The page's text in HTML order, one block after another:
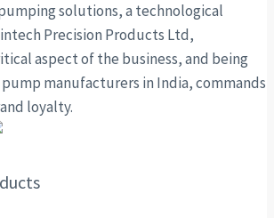
solutions, a technological
Precision Products Ltd,
aspect of the business, and being
manufacturers in India, commands
loyalty.